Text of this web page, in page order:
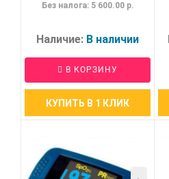
Без налога: 5 600.00 р.
Наличие: В наличии
В КОРЗИНУ
КУПИТЬ В 1 КЛИК